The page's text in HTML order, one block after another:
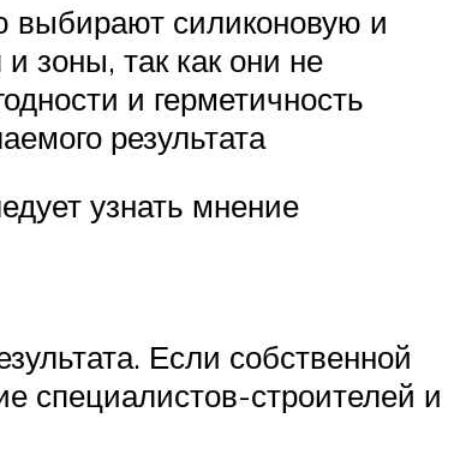
выбирают силиконовую и
зоны, так как они не
и герметичность
результата
узнать мнение
Если собственной
специалистов-строителей и